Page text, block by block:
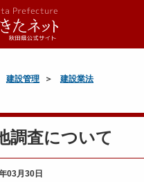
建設管理
建設業法
調査について
03月30日